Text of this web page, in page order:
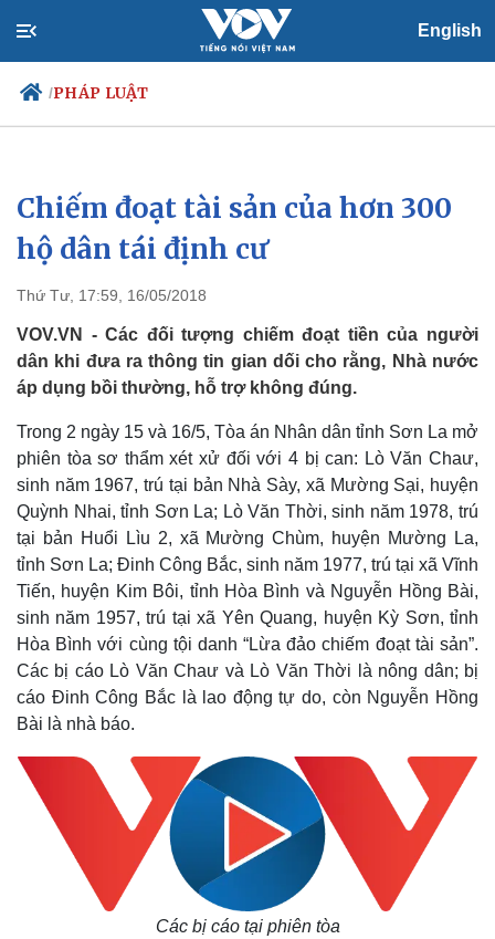
English
/PHÁP LUẬT
Chính trị
Đảng
Tổ chức nhân sự
Nhận diện sự thật
Xã hội
Tin 24h
Việc làm
Biển đảo
Chiếm đoạt tài sản của hơn 300
hộ dân tái định cư
Thứ Tư, 17:59, 16/05/2018
VOV.VN - Các đối tượng chiếm đoạt tiền của người
dân khi đưa ra thông tin gian dối cho rằng, Nhà nước
áp dụng bồi thường, hỗ trợ không đúng.
Trong 2 ngày 15 và 16/5, Tòa án Nhân dân tỉnh Sơn La mở
phiên tòa sơ thẩm xét xử đối với 4 bị can: Lò Văn Chaư,
sinh năm 1967, trú tại bản Nhà Sày, xã Mường Sại, huyện
Quỳnh Nhai, tỉnh Sơn La; Lò Văn Thời, sinh năm 1978, trú
tại bản Huổi Lìu 2, xã Mường Chùm, huyện Mường La,
tỉnh Sơn La; Đinh Công Bắc, sinh năm 1977, trú tại xã Vĩnh
Tiến, huyện Kim Bôi, tỉnh Hòa Bình và Nguyễn Hồng Bài,
sinh năm 1957, trú tại xã Yên Quang, huyện Kỳ Sơn, tỉnh
Hòa Bình với cùng tội danh “Lừa đảo chiếm đoạt tài sản”.
Các bị cáo Lò Văn Chaư và Lò Văn Thời là nông dân; bị
cáo Đinh Công Bắc là lao động tự do, còn Nguyễn Hồng
Bài là nhà báo.
Các bị cáo tại phiên tòa